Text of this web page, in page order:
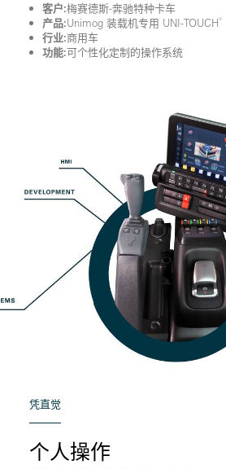
客户:梅赛德斯-奔驰特种卡车
产品:Unimog 装载机专用 UNI-TOUCH®
行业:商用车
功能:可个性化定制的操作系统
凭直觉
个人操作